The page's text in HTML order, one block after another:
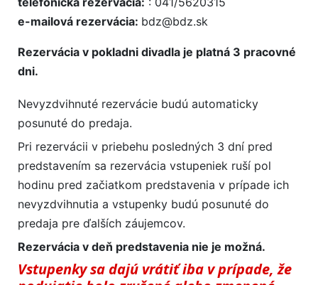
e-mailová rezervácia: bdz@bdz.sk
Rezervácia v pokladni divadla je platná 3 pracovné
dni.
Nevyzdvihnuté rezervácie budú automaticky
posunuté do predaja.
Pri rezervácii v priebehu posledných 3 dní pred
predstavením sa rezervácia vstupeniek ruší pol
hodinu pred začiatkom predstavenia v prípade ich
nevyzdvihnutia a vstupenky budú posunuté do
predaja pre ďalších záujemcov.
Rezervácia v deň predstavenia nie je možná.
Vstupenky sa dajú vrátiť iba v prípade, že